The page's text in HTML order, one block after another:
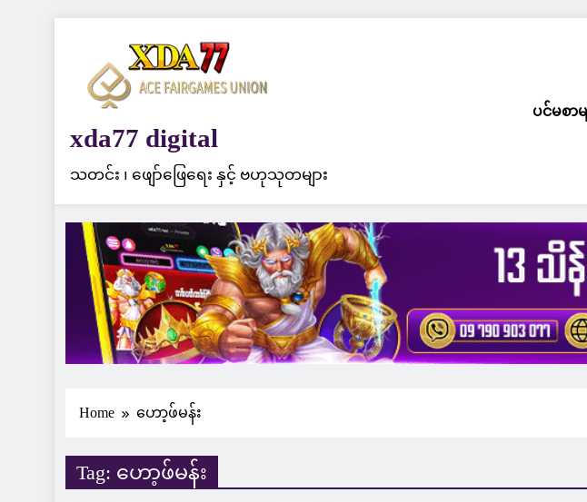
xda77 digital
သတင်း ၊ ဖျော်ဖြေရေး နှင့် ဗဟုသုတများ
ပင်မစာ
Home ဟော့ဖ်မန်း
Tag: ဟော့ဖ်မန်း